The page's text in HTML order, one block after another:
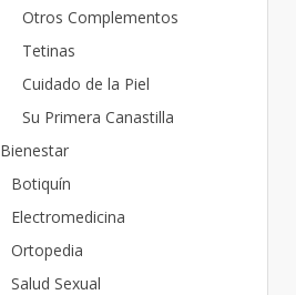
Otros Complementos
Tetinas
Cuidado de la Piel
Su Primera Canastilla
Bienestar
Botiquín
Electromedicina
Ortopedia
Salud Sexual